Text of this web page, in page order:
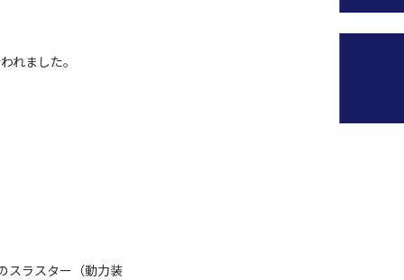
れました。
スラスター（動力装